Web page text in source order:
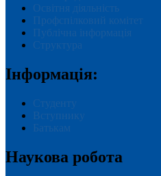
Освітня діяльність
Профспілковий комітет
Публічна інформація
Структура
Інформація:
Студенту
Вступнику
Батькам
Наукова робота